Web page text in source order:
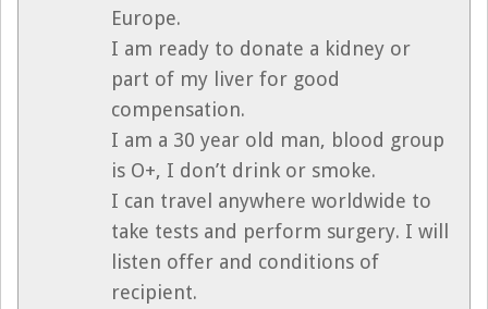
Europe.
I am ready to donate a kidney or
part of my liver for good
compensation.
I am a 30 year old man, blood group
is O+, I don’t drink or smoke.
I can travel anywhere worldwide to
take tests and perform surgery. I will
listen offer and conditions of
recipient.